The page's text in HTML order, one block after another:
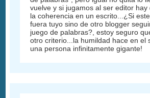
vuelve y si jugamos al ser editor
la coherencia en un escrito...¿Si
fuera tuyo sino de otro blogger
juego de palabras?, estoy seguro
otro criterio...la humildad hace en el
una persona infinitamente gigante!